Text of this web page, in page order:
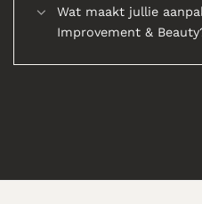
Wat maakt jullie
Improvement &